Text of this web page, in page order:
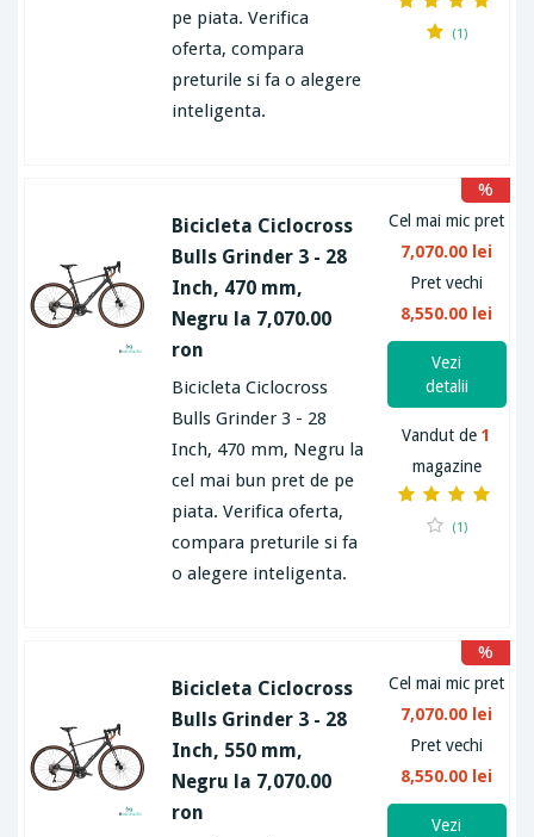
pe piata. Verifica
oferta, compara
preturile si fa o alegere
inteligenta.
(1)
Bicicleta Ciclocross
Bulls Grinder 3 - 28
Inch, 470 mm,
Negru la 7,070.00
ron
Bicicleta Ciclocross
Bulls Grinder 3 - 28
Inch, 470 mm, Negru la
cel mai bun pret de pe
piata. Verifica oferta,
compara preturile si fa
o alegere inteligenta.
Cel mai mic pret
7,070.00 lei
Pret vechi
8,550.00 lei
%
Vezi
detalii
Vandut de1
magazine
(1)
Bicicleta Ciclocross
Bulls Grinder 3 - 28
Inch, 550 mm,
Negru la 7,070.00
ron
Cel mai mic pret
7,070.00 lei
Pret vechi
8,550.00 lei
%
Vezi